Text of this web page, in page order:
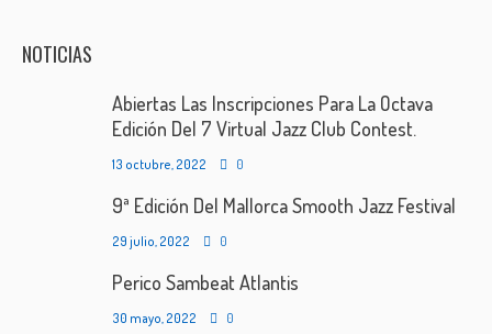
NOTICIAS
Abiertas Las Inscripciones Para La Octava
Edición Del 7 Virtual Jazz Club Contest.
13 octubre, 2022 0
9ª Edición Del Mallorca Smooth Jazz Festival
29 julio, 2022 0
Perico Sambeat Atlantis
30 mayo, 2022 0